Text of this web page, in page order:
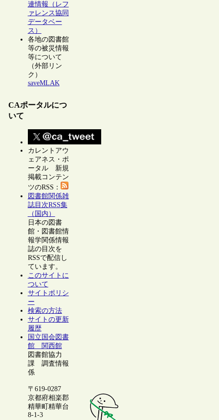
連情報（レフ
ァレンス協同
データベー
ス）
各地の図書館
等の被災情報
等について
（外部リン
ク）
saveMLAK
CAポータルにつ
いて
カレントアウ
ェアネス・ポ
ータル 新規
掲載コンテン
ツのRSS：
図書館関係雑
誌目次RSS集
（国内）
日本の図書
館・図書館情
報学関係情報
誌の目次を
RSSで配信し
ています。
このサイトに
ついて
サイトポリシ
ー
検索の方法
サイトの更新
履歴
国立国会図書
館 関西館
図書館協力
課 調査情報
係
〒619-0287
京都府相楽郡
精華町精華台
8-1-3